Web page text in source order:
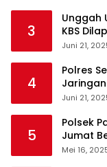
3
Unggah
KBS
Juni 21,
4
Polres
Delivery
Juni 21,
5
Polsek
Jumat
Mei 16,